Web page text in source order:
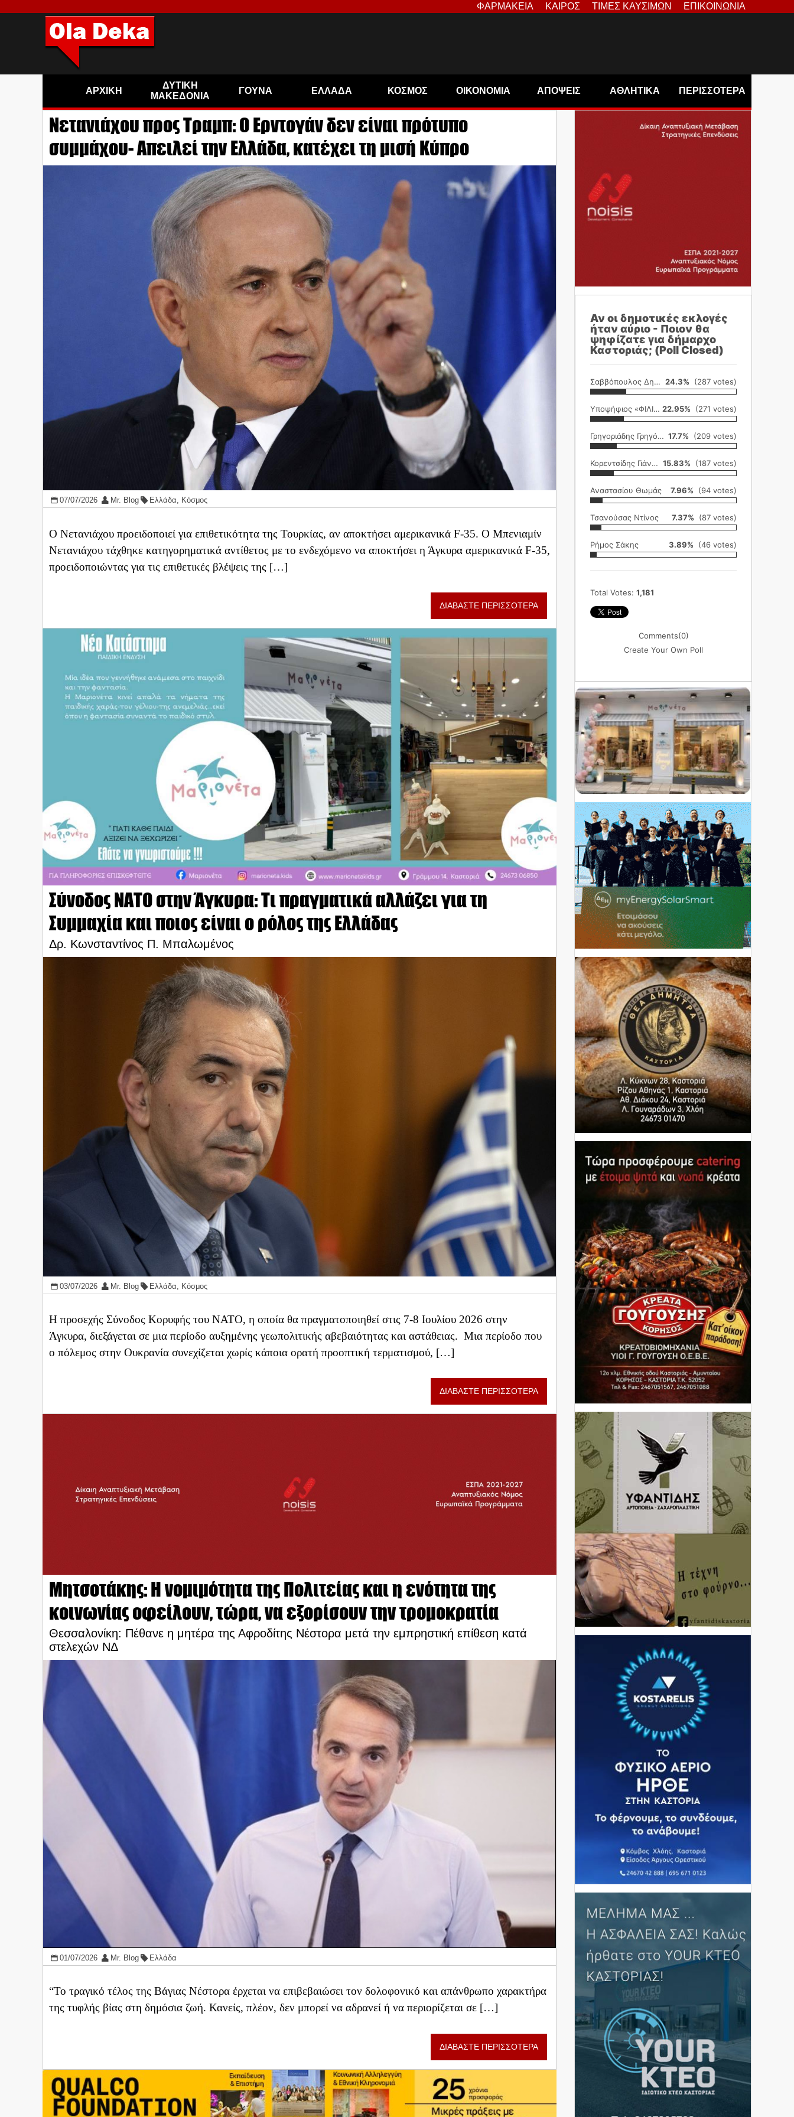
ΦΑΡΜΑΚΕΙΑ ΚΑΙΡΟΣ ΤΙΜΕΣ ΚΑΥΣΙΜΩΝ ΕΠΙΚΟΙΝΩΝΙΑ
ΑΡΧΙΚΗ
ΔΥΤΙΚΗ
ΜΑΚΕΔΟΝΙΑ
ΓΟΥΝΑ ΕΛΛΑΔΑ ΚΟΣΜΟΣ ΟΙΚΟΝΟΜΙΑ ΑΠΟΨΕΙΣ ΑΘΛΗΤΙΚΑ ΠΕΡΙΣΣΟΤΕΡΑ
Νετανιάχου προς Τραμπ: Ο Ερντογάν δεν είναι πρότυπο
συμμάχου- Απειλεί την Ελλάδα, κατέχει τη μισή Κύπρο
07/07/2026 Mr. Blog Ελλάδα, Κόσμος
Ο Νετανιάχου προειδοποιεί για επιθετικότητα της Τουρκίας, αν αποκτήσει αμερικανικά F-35. Ο Μπενιαμίν
Νετανιάχου τάχθηκε κατηγορηματικά αντίθετος με το ενδεχόμενο να αποκτήσει η Άγκυρα αμερικανικά F-35,
προειδοποιώντας για τις επιθετικές βλέψεις της […]
ΔΙΑΒΑΣΤΕ ΠΕΡΙΣΣΟΤΕΡΑ
Σύνοδος ΝΑΤΟ στην Άγκυρα: Τι πραγματικά αλλάζει για τη
Συμμαχία και ποιος είναι ο ρόλος της Ελλάδας
​Δρ. Κωνσταντίνος Π. Μπαλωμένος
03/07/2026 Mr. Blog Ελλάδα Κόσμος
Η προσεχής Σύνοδος Κορυφής του ΝΑΤΟ, η οποία θα πραγματοποιηθεί στις 7-8 Ιουλίου 2026 στην
Άγκυρα, διεξάγεται σε μια περίοδο αυξημένης γεωπολιτικής αβεβαιότητας και αστάθειας. Μια περίοδο που
ο πόλεμος στην Ουκρανία συνεχίζεται χωρίς κάποια ορατή προοπτική τερματισμού, […]
ΔΙΑΒΑΣΤΕ ΠΕΡΙΣΣΟΤΕΡΑ
Μητσοτάκης: Η νομιμότητα της Πολιτείας και η ενότητα της
κοινωνίας οφείλουν, τώρα, να εξορίσουν την τρομοκρατία
Θεσσαλονίκη: Πέθανε η μητέρα της Αφροδίτης Νέστορα μετά την εμπρηστική επίθεση κατά
στελεχών ΝΔ
01/07/2026 Mr. Blog Ελλάδα
“Το τραγικό τέλος της Βάγιας Νέστορα έρχεται να επιβεβαιώσει τον δολοφονικό και απάνθρωπο χαρακτήρα
της τυφλής βίας στη δημόσια ζωή. Κανείς, πλέον, δεν μπορεί να αδρανεί ή να περιορίζεται σε […]
ΔΙΑΒΑΣΤΕ ΠΕΡΙΣΣΟΤΕΡΑ
Αν οι δημοτικές εκλογές
ήταν αύριο - Ποιον θα
ψηφίζατε για δήμαρχο
Καστοριάς; (Poll Closed)
Σαββόπουλος Δημήτρης 24.3% (287 votes)
Υποψήφιος «ΦΙΛΙΚΗ ΕΤΑΙΡΕΙΑ» 22.95% (271 votes)
Γρηγοριάδης Γρηγόρης 17.7% (209 votes)
Κορεντσίδης Γιάννης 15.83% (187 votes)
Αναστασίου Θωμάς 7.96% (94 votes)
Τσανούσας Ντίνος 7.37% (87 votes)
Ρήμος Σάκης 3.89% (46 votes)
Total Votes: 1,181
Comments(0)
Create Your Own Poll